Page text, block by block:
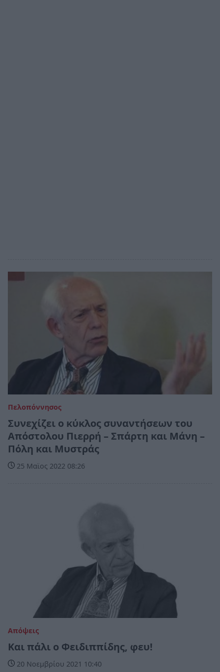
Πελοπόννησος
Συνεχίζει ο κύκλος συναντήσεων του
Απόστολου Πιερρή – Σπάρτη και Μάνη –
Πόλη και Μυστράς
25 Μαϊος 2022 08:26
Απόψεις
Και πάλι ο Φειδιππίδης, φευ!
20 Νοεμβρίου 2021 10:40